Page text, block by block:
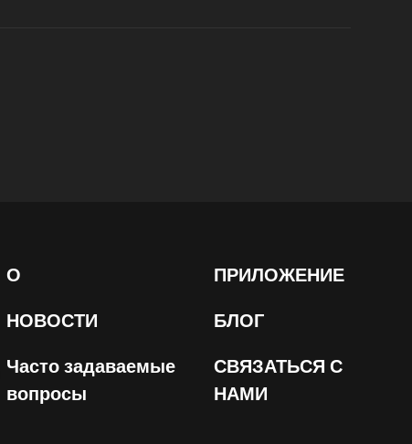
О
ПРИЛОЖЕНИЕ
НОВОСТИ
БЛОГ
Часто задаваемые
вопросы
СВЯЗАТЬСЯ С
НАМИ